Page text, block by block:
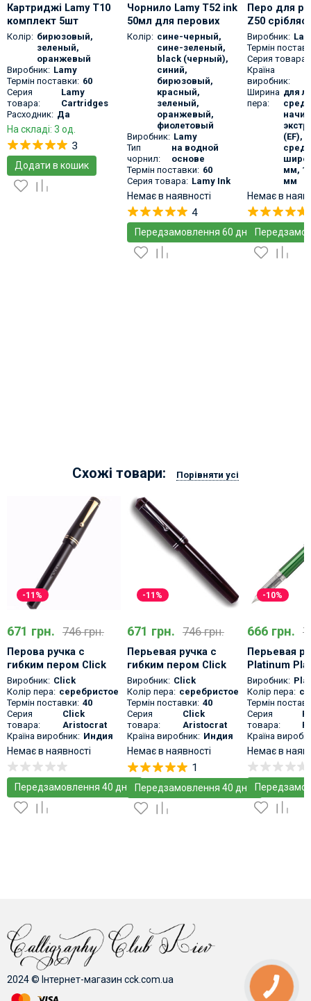
Картриджі Lamy T10
комплект 5шт
Колір: бирюзовый,
зеленый,
оранжевый
Виробник: Lamy
Термін поставки: 60
Серия
товара:
Lamy
Cartridges
Расходник: Да
На складі: 3 од.
3
Додати в кошик
Чорнило Lamy T52 ink
50мл для перових
ручок у скляному
флаконі
Колір: сине-черный,
сине-зеленый,
black (черный),
синий,
бирюзовый,
красный,
зеленый,
оранжевый,
фиолетовый
Виробник: Lamy
Тип
чорнил:
на водной
основе
Термін поставки: 60
Серия товара: Lamy Ink
Немає в наявності
4
Передзамовлення 60 днів
Перо для
Z50
Виробник:
Термін
Серия товара:
Країна
виробник:
Ширина
пера:
для
(EF),
мм,
мм
Немає в
Схожі товари: Порівняти усі
-11%
671 грн. 746 грн.
Перова ручка с
гибким пером Click
Aristocrat Black Gold
Trims
Виробник: Click
Колір пера: серебристое
Термін поставки: 40
Серия
товара:
Click
Aristocrat
Країна виробник: Индия
Немає в наявності
Передзамовлення 40 днів
-11%
671 грн. 746 грн.
Перьевая ручка с
гибким пером Click
Aristocrat Smoke
Black
Виробник: Click
Колір пера: серебристое
Термін поставки: 40
Серия
товара:
Click
Aristocrat
Країна виробник: Индия
Немає в наявності
1
Передзамовлення 40 днів
-10%
666 грн.
Перьевая
Platinum
Виробник:
Колір пера:
Термін
Серия
товара:
Країна
Немає в
2024 © Інтернет-магазин cck.com.ua